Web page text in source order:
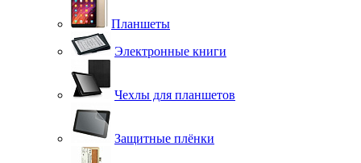
Планшеты
Электронные книги
Чехлы для планшетов
Защитные плёнки